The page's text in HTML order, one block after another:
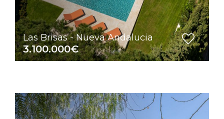
Las Brisas - Nueva Andalucia
3.100.000€